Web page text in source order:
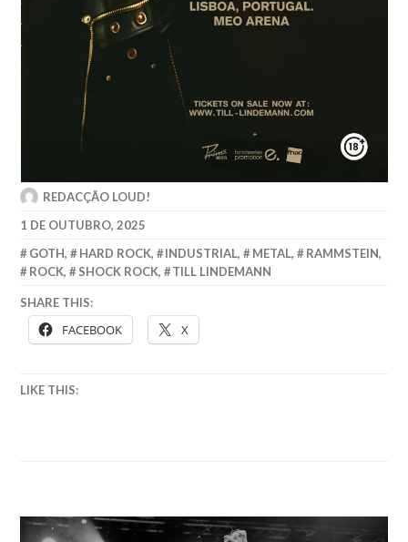
REDACÇÃO LOUD!
1 DE OUTUBRO, 2025
GOTH, HARD ROCK, INDUSTRIAL, METAL, RAMMSTEIN,
ROCK, SHOCK ROCK, TILL LINDEMANN
SHARE THIS:
FACEBOOK X
LIKE THIS: